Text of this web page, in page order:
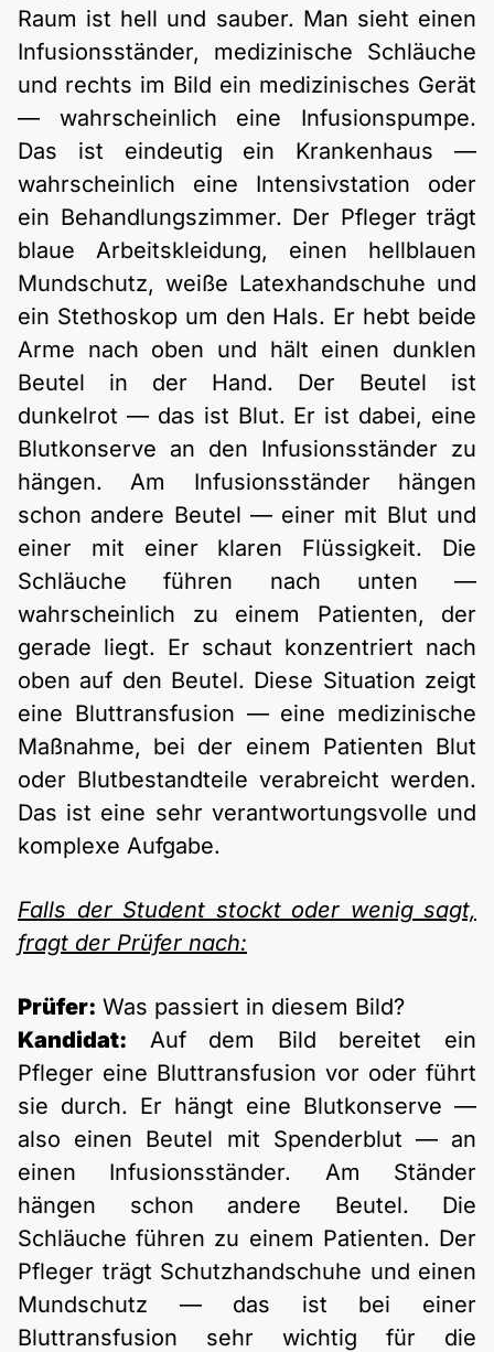
Raum ist hell und sauber. Man sieht einen
Infusionsständer, medizinische Schläuche
und rechts im Bild ein medizinisches Gerät
— wahrscheinlich eine Infusionspumpe.
Das ist eindeutig ein Krankenhaus —
wahrscheinlich eine Intensivstation oder
ein Behandlungszimmer. Der Pfleger trägt
blaue Arbeitskleidung, einen hellblauen
Mundschutz, weiße Latexhandschuhe und
ein Stethoskop um den Hals. Er hebt beide
Arme nach oben und hält einen dunklen
Beutel in der Hand. Der Beutel ist
dunkelrot — das ist Blut. Er ist dabei, eine
Blutkonserve an den Infusionsständer zu
hängen. Am Infusionsständer hängen
schon andere Beutel — einer mit Blut und
einer mit einer klaren Flüssigkeit. Die
Schläuche führen nach unten —
wahrscheinlich zu einem Patienten, der
gerade liegt. Er schaut konzentriert nach
oben auf den Beutel. Diese Situation zeigt
eine Bluttransfusion — eine medizinische
Maßnahme, bei der einem Patienten Blut
oder Blutbestandteile verabreicht werden.
Das ist eine sehr verantwortungsvolle und
komplexe Aufgabe.
Falls der Student stockt oder wenig sagt,
fragt der Prüfer nach:
Prüfer: Was passiert in diesem Bild?
Kandidat: Auf dem Bild bereitet ein
Pfleger eine Bluttransfusion vor oder führt
sie durch. Er hängt eine Blutkonserve —
also einen Beutel mit Spenderblut — an
einen Infusionsständer. Am Ständer
hängen schon andere Beutel. Die
Schläuche führen zu einem Patienten. Der
Pfleger trägt Schutzhandschuhe und einen
Mundschutz — das ist bei einer
Bluttransfusion sehr wichtig für die